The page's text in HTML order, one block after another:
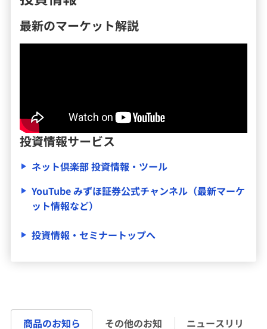
最新のマーケット解説
投資情報サービス
ネット倶楽部 投資情報・ツール
YouTube みずほ証券公式チャンネル（最新マーケ
ット情報など）
投資情報・セミナートップへ
商品のお知ら その他のお知 ニュースリリ